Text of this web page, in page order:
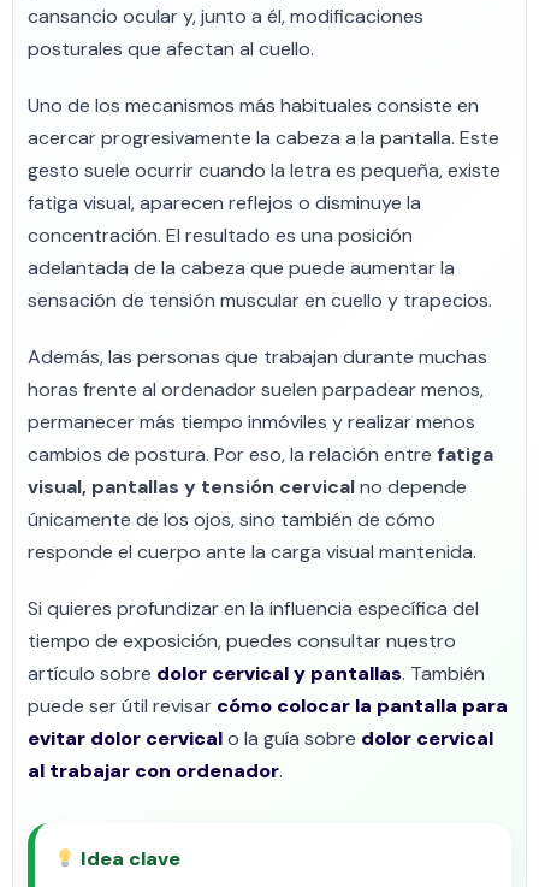
cansancio ocular y, junto a él, modificaciones
posturales que afectan al cuello.
Uno de los mecanismos más habituales consiste en
acercar progresivamente la cabeza a la pantalla. Este
gesto suele ocurrir cuando la letra es pequeña, existe
fatiga visual, aparecen reflejos o disminuye la
concentración. El resultado es una posición
adelantada de la cabeza que puede aumentar la
sensación de tensión muscular en cuello y trapecios.
Además, las personas que trabajan durante muchas
horas frente al ordenador suelen parpadear menos,
permanecer más tiempo inmóviles y realizar menos
cambios de postura. Por eso, la relación entre fatiga
visual, pantallas y tensión cervicalno depende
únicamente de los ojos, sino también de cómo
responde el cuerpo ante la carga visual mantenida.
Si quieres profundizar en la influencia específica del
tiempo de exposición, puedes consultar nuestro
artículo sobre dolor cervical y pantallas. También
puede ser útil revisar cómo colocar la pantalla para
evitar dolor cervicalo la guía sobre dolor cervical
al trabajar con ordenador.
Idea clave